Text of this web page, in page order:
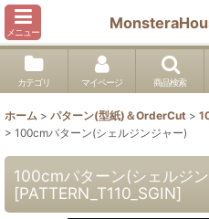
メニュー
カテゴリ マイページ 商品検索
ホーム > パターン(型紙)＆OrderCut >
> 100cmパターン(シェルジンジャー)
100cmパターン(シェルジ
[PATTERN_T110_SGIN]